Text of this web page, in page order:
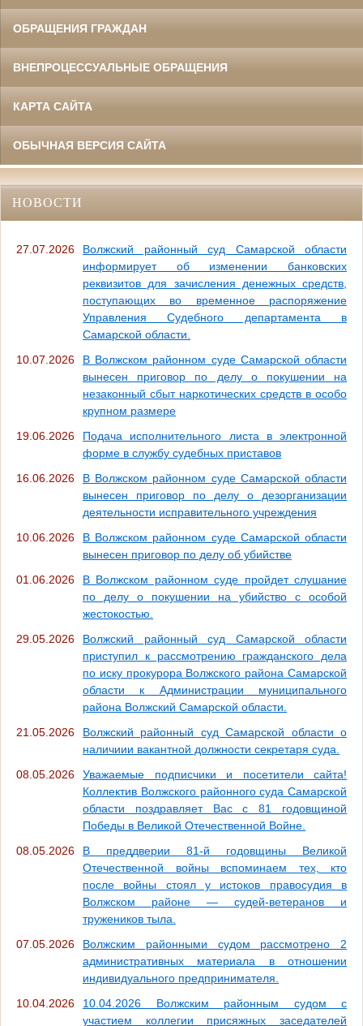
ОБРАЩЕНИЯ ГРАЖДАН
ВНЕПРОЦЕССУАЛЬНЫЕ ОБРАЩЕНИЯ
КАРТА САЙТА
ОБЫЧНАЯ ВЕРСИЯ САЙТА
НОВОСТИ
27.07.2026
Волжский районный суд Самарской области
информирует об изменении банковских
реквизитов для зачисления денежных средств,
поступающих во временное распоряжение
Управления Судебного департамента в
Самарской области.
10.07.2026
В Волжском районном суде Самарской области
вынесен приговор по делу о покушении на
незаконный сбыт наркотических средств в особо
крупном размере
19.06.2026
Подача исполнительного листа в электронной
форме в службу судебных приставов
16.06.2026
В Волжском районном суде Самарской области
вынесен приговор по делу о дезорганизации
деятельности исправительного учреждения
10.06.2026
В Волжском районном суде Самарской области
вынесен приговор по делу об убийстве
01.06.2026
В Волжском районном суде пройдет слушание
по делу о покушении на убийство с особой
жестокостью.
29.05.2026
Волжский районный суд Самарской области
приступил к рассмотрению гражданского дела
по иску прокурора Волжского района Самарской
области к Администрации муниципального
района Волжский Самарской области.
21.05.2026
Волжский районный суд Самарской области о
наличиии вакантной должности секретаря суда.
08.05.2026
Уважаемые подписчики и посетители сайта!
Коллектив Волжского районного суда Самарской
области поздравляет Вас с 81 годовщиной
Победы в Великой Отечественной Войне.
08.05.2026
В преддверии 81-й годовщины Великой
Отечественной войны вспоминаем тех, кто
после войны стоял у истоков правосудия в
Волжском районе — судей-ветеранов и
тружеников тыла.
07.05.2026
Волжским районными судом рассмотрено 2
административных материала в отношении
индивидуального предпринимателя.
10.04.2026
10.04.2026 Волжским районным судом с
участием коллегии присяжных заседателей